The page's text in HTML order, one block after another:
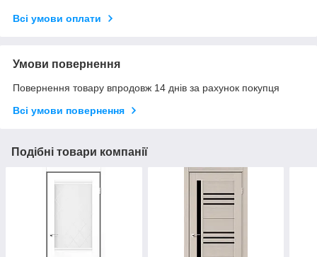
Всі умови оплати
Умови повернення
Повернення товару впродовж 14 днів за рахунок покупця
Всі умови повернення
Подібні товари компанії